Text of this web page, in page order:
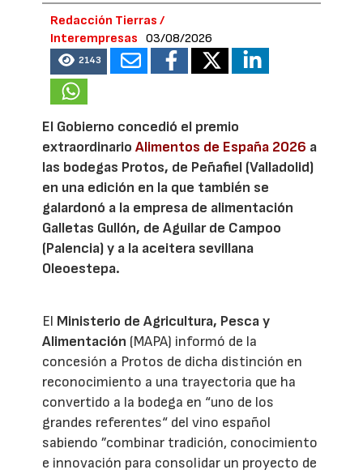
Redacción Tierras /
Interempresas
03/08/2026
2143
El Gobierno concedió el premio
extraordinarioAlimentos de España 2026 a
las bodegas Protos, de Peñafiel (Valladolid)
en una edición en la que también se
galardonó a la empresa de alimentación
Galletas Gullón, de Aguilar de Campoo
(Palencia) y a la aceitera sevillana
Oleoestepa.
El Ministerio de Agricultura, Pesca y
Alimentación (MAPA) informó de la
concesión a Protos de dicha distinción en
reconocimiento a una trayectoria que ha
convertido a la bodega en “uno de los
grandes referentes“ del vino español
sabiendo ”combinar tradición, conocimiento
e innovación para consolidar un proyecto de